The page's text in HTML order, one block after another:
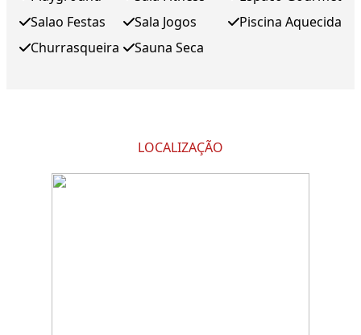
Salao Festas
Churrasqueira
Sala Jogos
Sauna Seca
Piscina Aquecida
LOCALIZAÇÃO